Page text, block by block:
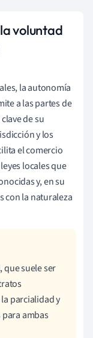
voluntad
la autonomía
a las partes de
de su
y los
el comercio
locales que
y, en su
con la naturaleza
que suele ser
parcialidad y
ambas